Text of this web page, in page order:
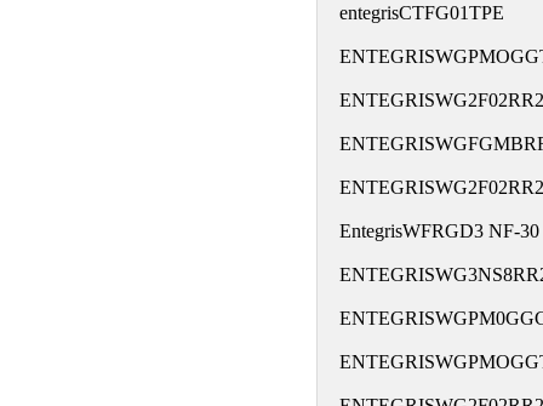
entegrisCTFG01TPE
ENTEGRISWG2F02RR2
ENTEGRISWG2F02RR2
EntegrisWFRGD3 NF-